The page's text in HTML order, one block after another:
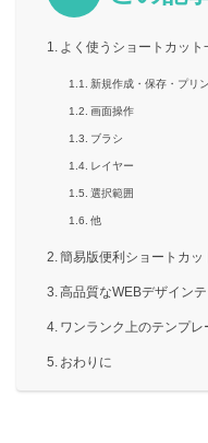
よく使うショートカット
新規作成・保存・プリ
画面操作
ブラシ
レイヤー
選択範囲
他
簡易版便利ショートカッ
高品質なWEBデザイン
ワンランク上のテンプレ
おわりに